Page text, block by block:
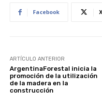
Facebook X
ARTÍCULO ANTERIOR
ArgentinaForestal inicia la
promoción de la utilización
de la madera en la
construcción